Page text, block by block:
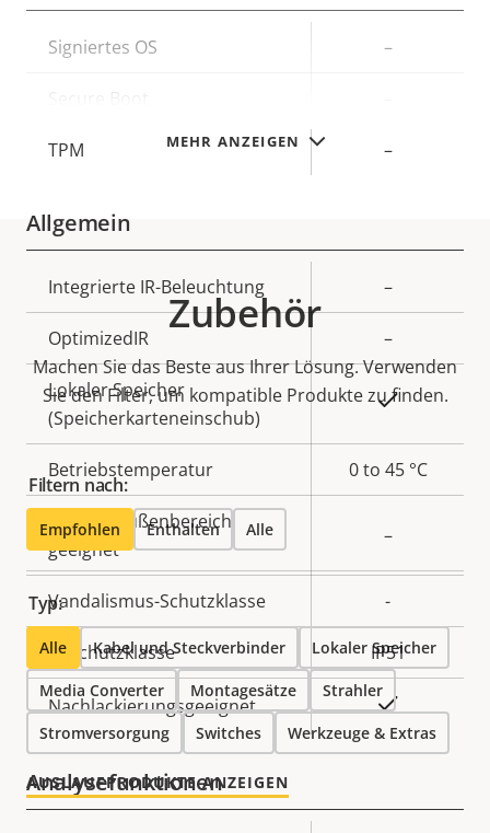
MEHR ANZEIGEN
Eigentumsbeschreibung Eigentumswert
Signiertes OS –
TPM –
Allgemein
Eigentumsbeschreibung Eigentumswert
Integrierte IR-Beleuchtung –
OptimizedIR –
Lokaler Speicher
(Speicherkarteneinschub)
Ja
Betriebstemperatur 0 to 45 °C
Für den Außenbereich
geeignet
–
Vandalismus-Schutzklasse -
IP-Schutzklasse IP51
Nachlackierungsgeeignet
Analysefunktionen
Zubehör
Machen Sie das Beste aus Ihrer Lösung. Verwenden
Sie den Filter, um kompatible Produkte zu finden.
Filtern nach:
Empfohlen Enthalten Alle
Typ:
Alle Kabel und Steckverbinder Lokaler Speicher
Media Converter Montagesätze Strahler
Stromversorgung Switches Werkzeuge & Extras
AUSLAUFPRODUKTE ANZEIGEN